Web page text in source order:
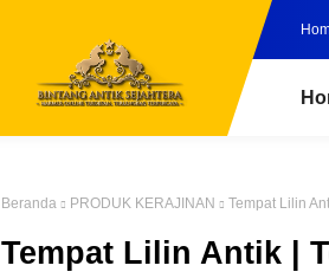
Beranda PRODUK KERAJINAN Tempat Lilin
Tempat Lilin Antik |